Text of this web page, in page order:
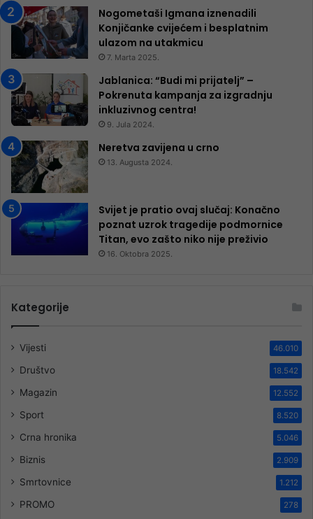
Nogometaši Igmana iznenadili
Konjičanke cvijećem i besplatnim
ulazom na utakmicu
7. Marta 2025.
Jablanica: “Budi mi prijatelj” –
Pokrenuta kampanja za izgradnju
inkluzivnog centra!
9. Jula 2024.
Neretva zavijena u crno
13. Augusta 2024.
Svijet je pratio ovaj slučaj: Konačno
poznat uzrok tragedije podmornice
Titan, evo zašto niko nije preživio
16. Oktobra 2025.
Kategorije
Vijesti 46.010
Društvo 18.542
Magazin 12.552
Sport 8.520
Crna hronika 5.046
Biznis 2.909
Smrtovnice 1.212
PROMO 278